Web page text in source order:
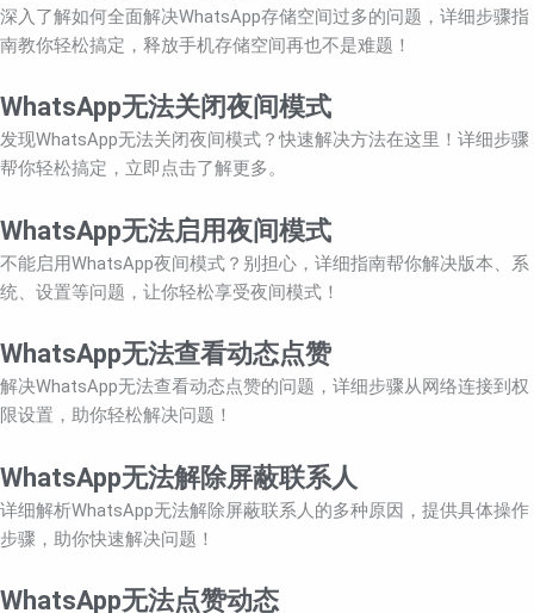
深入了解如何全面解决WhatsApp存储空间过多的问题，详细步骤指
南教你轻松搞定，释放手机存储空间再也不是难题！
WhatsApp无法关闭夜间模式
发现WhatsApp无法关闭夜间模式？快速解决方法在这里！详细步骤
帮你轻松搞定，立即点击了解更多。
WhatsApp无法启用夜间模式
不能启用WhatsApp夜间模式？别担心，详细指南帮你解决版本、系
统、设置等问题，让你轻松享受夜间模式！
WhatsApp无法查看动态点赞
解决WhatsApp无法查看动态点赞的问题，详细步骤从网络连接到权
限设置，助你轻松解决问题！
WhatsApp无法解除屏蔽联系人
详细解析WhatsApp无法解除屏蔽联系人的多种原因，提供具体操作
步骤，助你快速解决问题！
WhatsApp无法点赞动态